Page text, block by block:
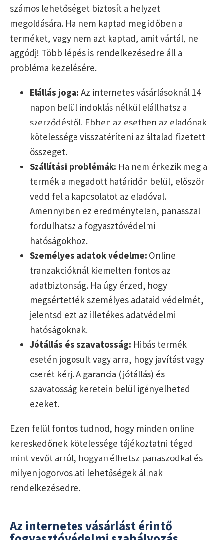
számos lehetőséget biztosít a helyzet
megoldására. Ha nem kaptad meg időben a
terméket, vagy nem azt kaptad, amit vártál, ne
aggódj! Több lépés is rendelkezésedre áll a
probléma kezelésére.
Elállás joga: Az internetes vásárlásoknál 14
napon belül indoklás nélkül elállhatsz a
szerződéstől. Ebben az esetben az eladónak
kötelessége visszatéríteni az általad fizetett
összeget.
Szállítási problémák: Ha nem érkezik meg a
termék a megadott határidőn belül, először
vedd fel a kapcsolatot az eladóval.
Amennyiben ez eredménytelen, panasszal
fordulhatsz a fogyasztóvédelmi
hatóságokhoz.
Személyes adatok védelme: Online
tranzakcióknál kiemelten fontos az
adatbiztonság. Ha úgy érzed, hogy
megsértették személyes adataid védelmét,
jelentsd ezt az illetékes adatvédelmi
hatóságoknak.
Jótállás és szavatosság: Hibás termék
esetén jogosult vagy arra, hogy javítást vagy
cserét kérj. A garancia (jótállás) és
szavatosság keretein belül igényelheted
ezeket.
Ezen felül fontos tudnod, hogy minden online
kereskedőnek kötelessége tájékoztatni téged
mint vevőt arról, hogyan élhetsz panaszodkal és
milyen jogorvoslati lehetőségek állnak
rendelkezésedre.
Az internetes vásárlást érintő